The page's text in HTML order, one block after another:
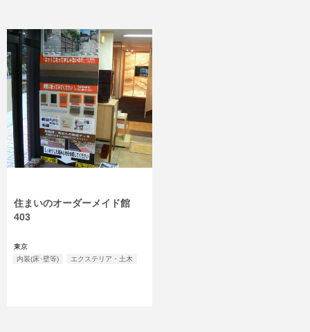
住まいのオーダーメイド館
403
東京
内装(床･壁等)
エクステリア・土木